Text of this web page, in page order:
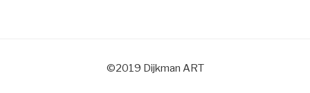
©2019 Dijkman ART